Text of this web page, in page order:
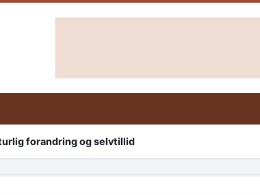
forandring og selvtillid